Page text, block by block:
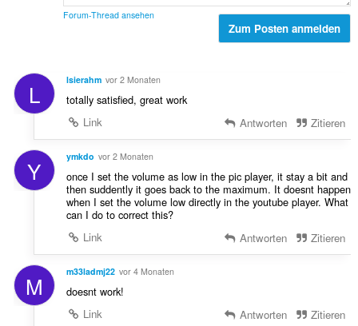
g
e
n
e
:
Forum-Thread ansehen
Zum Posten anmelden
L lsierahm vor 2 Monaten
totally satisfied, great work
Link
Antworten Zitieren
Y ymkdo vor 2 Monaten
once I set the volume as low in the pic player, it stay a bit and
then suddently it goes back to the maximum. It doesnt happen
when I set the volume low directly in the youtube player. What
can I do to correct this?
Link
Antworten Zitieren
M m33ladmj22 vor 4 Monaten
doesnt work!
Link
Antworten Zitieren